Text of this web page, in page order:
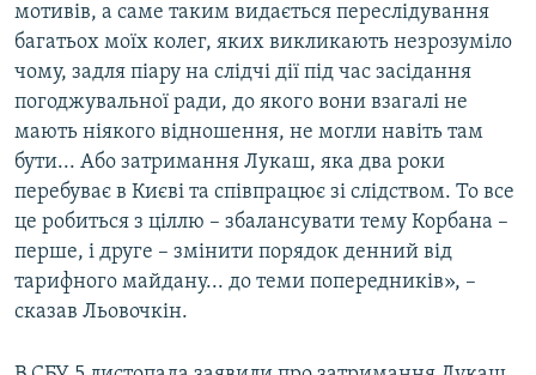
мотивів, а саме таким видається переслідування
багатьох моїх колег, яких викликають незрозуміло
чому, задля піару на слідчі дії під час засідання
погоджувальної ради, до якого вони взагалі не
мають ніякого відношення, не могли навіть там
бути... Або затримання Лукаш, яка два роки
перебуває в Києві та співпрацює зі слідством. То все
це робиться з ціллю – збалансувати тему Корбана –
перше, і друге – змінити порядок денний від
тарифного майдану... до теми попередників», –
сказав Льовочкін.